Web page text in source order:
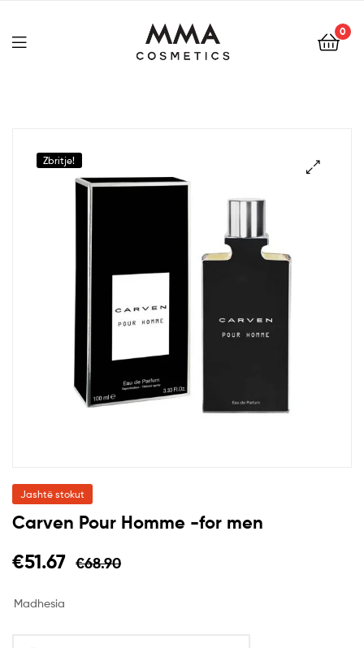
0
Zbritje!
Jashtë stokut
Carven Pour Homme -for men
€68.90
€51.67
Madhesia